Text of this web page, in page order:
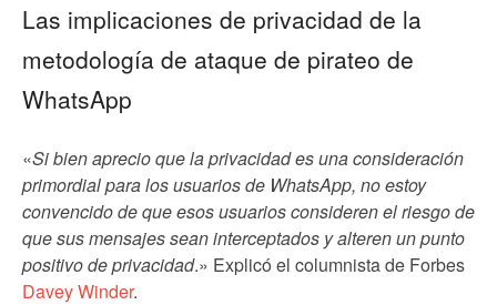
Las implicaciones de privacidad de la
metodología de ataque de pirateo de
WhatsApp
«Si bien aprecio que la privacidad es una consideración
primordial para los usuarios de WhatsApp, no estoy
convencido de que esos usuarios consideren el riesgo de
que sus mensajes sean interceptados y alteren un punto
positivo de privacidad.» Explicó el columnista de Forbes
Davey Winder.